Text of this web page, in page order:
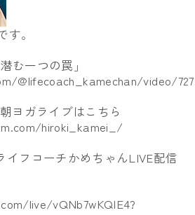
。
む一つの罠」
@lifecoach_kamechan/video/
ヨガライブはこちら
hiroki_kamei_/
イフコーチかめちゃんLIVE配信
live/vQNb7wKQIE4?